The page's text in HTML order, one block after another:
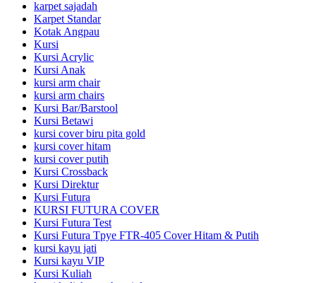
karpet sajadah
Karpet Standar
Kotak Angpau
Kursi
Kursi Acrylic
Kursi Anak
kursi arm chair
kursi arm chairs
Kursi Bar/Barstool
Kursi Betawi
kursi cover biru pita gold
kursi cover hitam
kursi cover putih
Kursi Crossback
Kursi Direktur
Kursi Futura
KURSI FUTURA COVER
Kursi Futura Test
Kursi Futura Tpye FTR-405 Cover Hitam & Putih
kursi kayu jati
Kursi kayu VIP
Kursi Kuliah